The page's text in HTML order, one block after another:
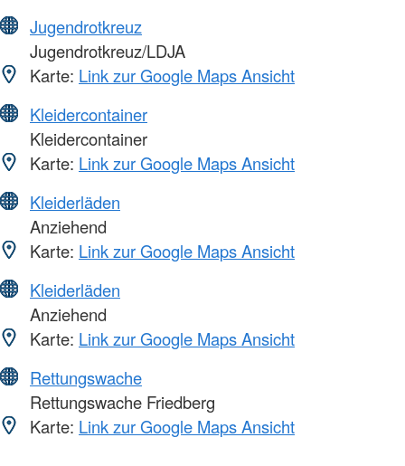
Jugendrotkreuz
Jugendrotkreuz/LDJA
Karte: Link zur Google Maps Ansicht
Kleidercontainer
Kleidercontainer
Karte: Link zur Google Maps Ansicht
Kleiderläden
Anziehend
Karte: Link zur Google Maps Ansicht
Kleiderläden
Anziehend
Karte: Link zur Google Maps Ansicht
Rettungswache
Rettungswache Friedberg
Karte: Link zur Google Maps Ansicht